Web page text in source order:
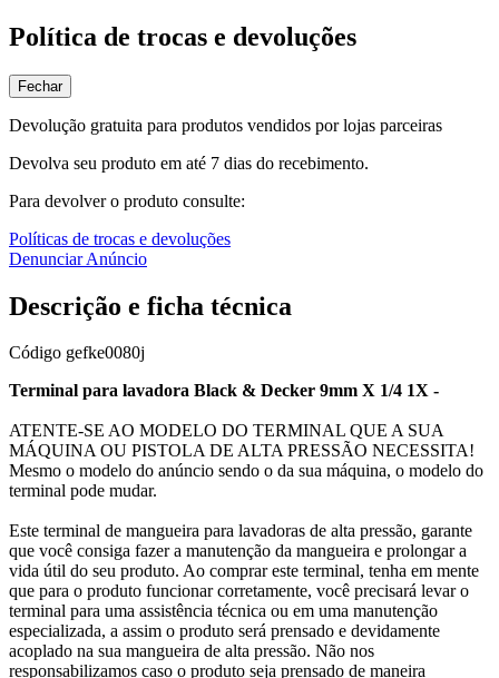
Política de trocas e devoluções
Fechar
Devolução gratuita para produtos vendidos por lojas parceiras
Devolva seu produto em até 7 dias do recebimento.
Para devolver o produto consulte:
Políticas de trocas e devoluções
Denunciar Anúncio
Descrição e ficha técnica
Código gefke0080j
Terminal para lavadora Black & Decker 9mm X 1/4 1X -
ATENTE-SE AO MODELO DO TERMINAL QUE A SUA
MÁQUINA OU PISTOLA DE ALTA PRESSÃO NECESSITA!
Mesmo o modelo do anúncio sendo o da sua máquina, o modelo do
terminal pode mudar.
Este terminal de mangueira para lavadoras de alta pressão, garante
que você consiga fazer a manutenção da mangueira e prolongar a
vida útil do seu produto. Ao comprar este terminal, tenha em mente
que para o produto funcionar corretamente, você precisará levar o
terminal para uma assistência técnica ou em uma manutenção
especializada, a assim o produto será prensado e devidamente
acoplado na sua mangueira de alta pressão. Não nos
responsabilizamos caso o produto seja prensado de maneira